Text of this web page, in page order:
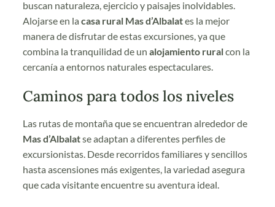
buscan naturaleza, ejercicio y paisajes inolvidables.
Alojarse en la casa rural Mas d’Albalates la mejor
manera de disfrutar de estas excursiones, ya que
combina la tranquilidad de un alojamiento ruralcon la
cercanía a entornos naturales espectaculares.
Caminos para todos los niveles
Las rutas de montaña que se encuentran alrededor de
Mas d’Albalatse adaptan a diferentes perfiles de
excursionistas. Desde recorridos familiares y sencillos
hasta ascensiones más exigentes, la variedad asegura
que cada visitante encuentre su aventura ideal.